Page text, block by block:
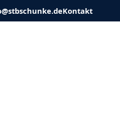
Kontakt